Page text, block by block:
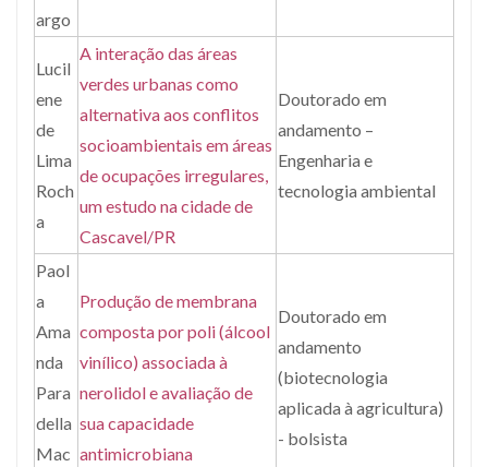
argo
Lucil
ene
de
Lima
Roch
a
A interação das áreas
verdes urbanas como
alternativa aos conflitos
socioambientais em áreas
de ocupações irregulares,
um estudo na cidade de
Cascavel/PR
Doutorado em
andamento –
Engenharia e
tecnologia ambiental
Paol
a
Ama
nda
Para
della
Mac
Produção de membrana
composta por poli (álcool
vinílico) associada à
nerolidol e avaliação de
sua capacidade
antimicrobiana
Doutorado em
andamento
(biotecnologia
aplicada à agricultura)
- bolsista